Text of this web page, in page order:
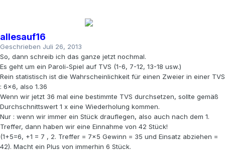
allesauf16
Geschrieben Juli 26, 2013
So, dann schreib ich das ganze jetzt nochmal.
Es geht um ein Paroli-Spiel auf TVS (1-6, 7-12, 13-18 usw.)
Rein statistisch ist die Wahrscheinlichkeit für einen Zweier in einer TVS
: 6x6, also 1.36
Wenn wir jetzt 36 mal eine bestimmte TVS durchsetzen, sollte gemäß
Durchschnittswert 1 x eine Wiederholung kommen.
Nur : wenn wir immer ein Stück drauflegen, also auch nach dem 1.
Treffer, dann haben wir eine Einnahme von 42 Stück!
(1+5=6, +1 = 7 , 2. Treffer = 7x5 Gewinn = 35 und Einsatz abziehen =
42). Macht ein Plus von immerhin 6 Stück.